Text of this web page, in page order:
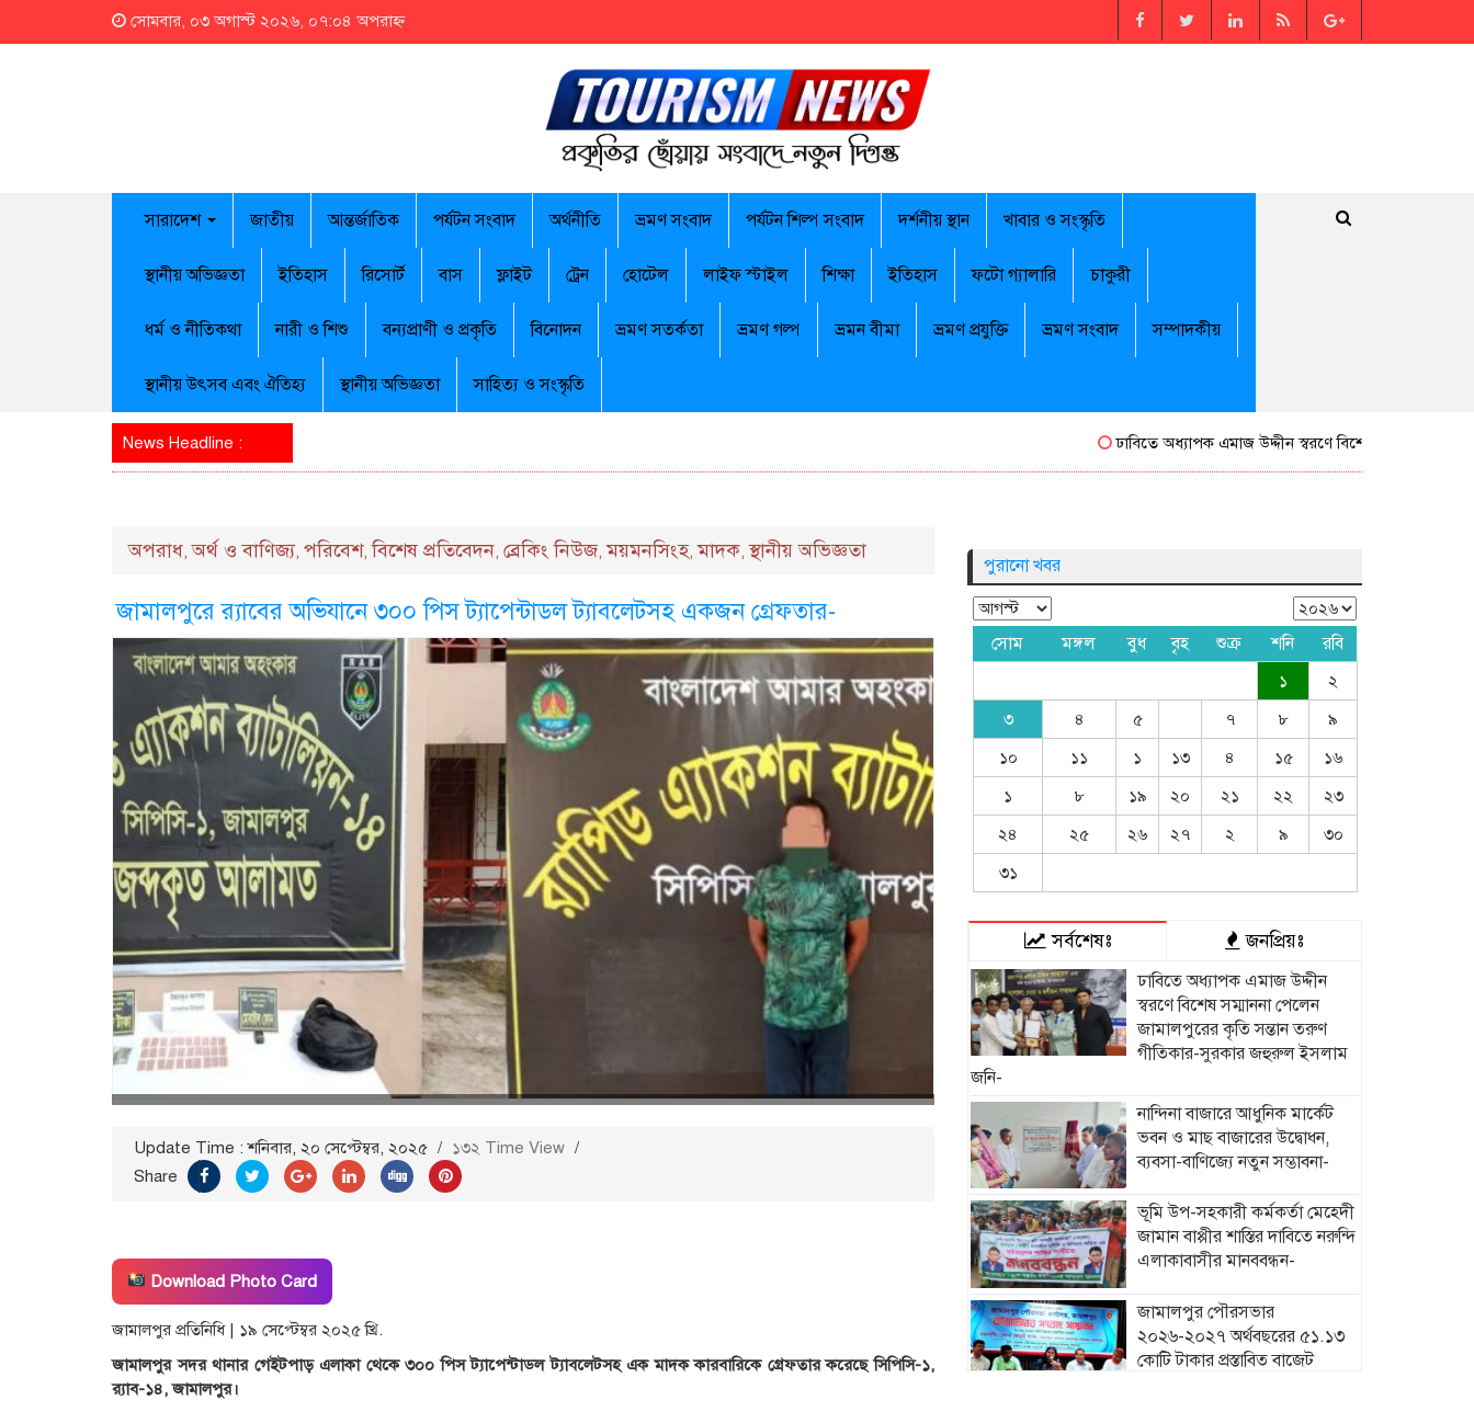
সোমবার, ০৩ অগাস্ট ২০২৬, ০৭:০৪ অপরাহ্ন
সারাদেশ জাতীয় আন্তর্জাতিক পর্যটন সংবাদ অর্থনীতি ভ্রমণ সংবাদ পর্যটন শিল্প সংবাদ দর্শনীয় স্থান খাবার ও সংস্কৃতি
স্থানীয় অভিজ্ঞতা ইতিহাস রিসোর্ট বাস ফ্লাইট ট্রেন হোটেল লাইফ স্টাইল শিক্ষা ইতিহাস ফটো গ্যালারি চাকুরী
ধর্ম ও নীতিকথা নারী ও শিশু বন্যপ্রাণী ও প্রকৃতি বিনোদন ভ্রমণ সতর্কতা ভ্রমণ গল্প ভ্রমন বীমা ভ্রমণ প্রযুক্তি ভ্রমণ সংবাদ সম্পাদকীয়
স্থানীয় উৎসব এবং ঐতিহ্য স্থানীয় অভিজ্ঞতা সাহিত্য ও সংস্কৃতি
News Headline : ঢাবিতে অধ্যাপক এমাজ উদ্দীন স্বরণে বিশেষ সম্মাননা পেলেন
অপরাধ,অর্থ ও বাণিজ্য, পরিবেশ,বিশেষ প্রতিবেদন, ব্রেকিং নিউজ,ময়মনসিংহ,মাদক,স্থানীয় অভিজ্ঞতা
জামালপুরে র‍্যাবের অভিযানে ৩০০ পিস ট্যাপেন্টাডল ট্যাবলেটসহ একজন গ্রেফতার-
Update Time : শনিবার, ২০ সেপ্টেম্বর, ২০২৫ / ১৩২ Time View /
Share
Download Photo Card
জামালপুর প্রতিনিধি | ১৯ সেপ্টেম্বর ২০২৫ খ্রি.
জামালপুর সদর থানার গেইটপাড় এলাকা থেকে ৩০০ পিস ট্যাপেন্টাডল ট্যাবলেটসহ এক মাদক কারবারিকে গ্রেফতার করেছে সিপিসি-১,
র‍্যাব-১৪, জামালপুর।
পুরানো খবর
সোম মঙ্গল বুধ বৃহ শুক্র শনি রবি
১
২
৩
৪ ৫ ৭ ৮
৯
১০
১১ ১ ১৩ ৪ ১৫
১৬
১
৮ ১৯ ২০ ২১ ২২
২৩
২৪
২৫ ২৬ ২৭ ২ ৯
৩০
৩১
সর্বশেষঃ জনপ্রিয়ঃ
ঢাবিতে অধ্যাপক এমাজ উদ্দীন
স্বরণে বিশেষ সম্মাননা পেলেন
জামালপুরের কৃতি সন্তান তরুণ
গীতিকার-সুরকার জহুরুল ইসলাম
জনি-
নান্দিনা বাজারে আধুনিক মার্কেট
ভবন ও মাছ বাজারের উদ্বোধন,
ব্যবসা-বাণিজ্যে নতুন সম্ভাবনা-
ভূমি উপ-সহকারী কর্মকর্তা মেহেদী
জামান বাপ্পীর শাস্তির দাবিতে নরুন্দি
এলাকাবাসীর মানববন্ধন-
জামালপুর পৌরসভার
২০২৬-২০২৭ অর্থবছরের ৫১.১৩
কোটি টাকার প্রস্তাবিত বাজেট